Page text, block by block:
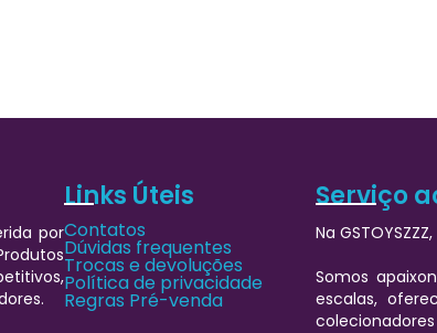
por
Links Úteis
Contatos
Dúvidas frequentes
Trocas e devoluções
Política de privacidade
Regras Pré-venda
Serviço
Na
Somos
escalas,